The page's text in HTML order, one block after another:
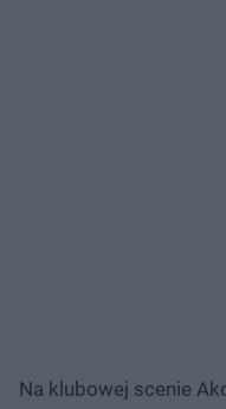
Na klubowej scenie